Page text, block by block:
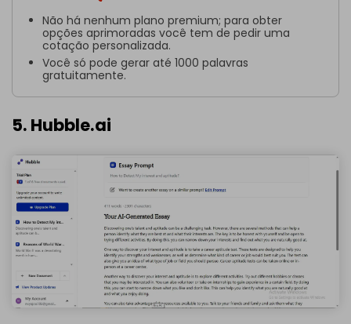
Não há nenhum plano premium; para obter
opções aprimoradas você tem de pedir uma
cotação personalizada.
Você só pode gerar até 1000 palavras
gratuitamente.
5. Hubble.ai